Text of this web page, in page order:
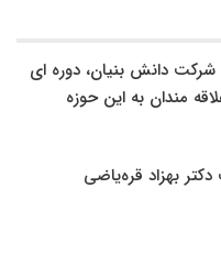
شرکت دانش بنیان، دوره ای
مندان به این حوزه
دکتر بهزاد قره‌یاضی